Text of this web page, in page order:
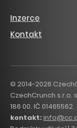
Inzerce
Kontakt
© 2014-2026
CzechCrunch s.r.o.
186 00. IČ 01465562.
kontakt: